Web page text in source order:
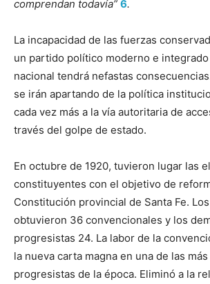
comprendan todavía” 6.
La incapacidad de las fuerzas
un partido político moderno e
nacional tendrá nefastas
se irán apartando de la política
cada vez más a la vía autoritaria de
través del golpe de estado.
En octubre de 1920, tuvieron lugar las
constituyentes con el objetivo de
Constitución provincial de Santa Fe.
obtuvieron 36 convencionales y los
progresistas 24. La labor de la
la nueva carta magna en una de las
progresistas de la época. Eliminó a la